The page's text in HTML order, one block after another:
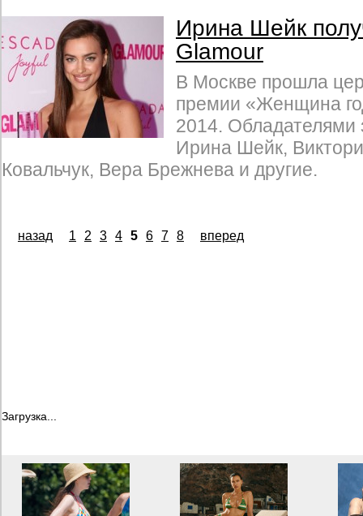
Ирина Шейк
Glamour
В Москве прошла
премии «Женщина
2014. Обладателями
Ирина Шейк,
Ковальчук, Вера Брежнева и другие.
назад 1 2 3 4 5 6 7 8 вперед
Загрузка...